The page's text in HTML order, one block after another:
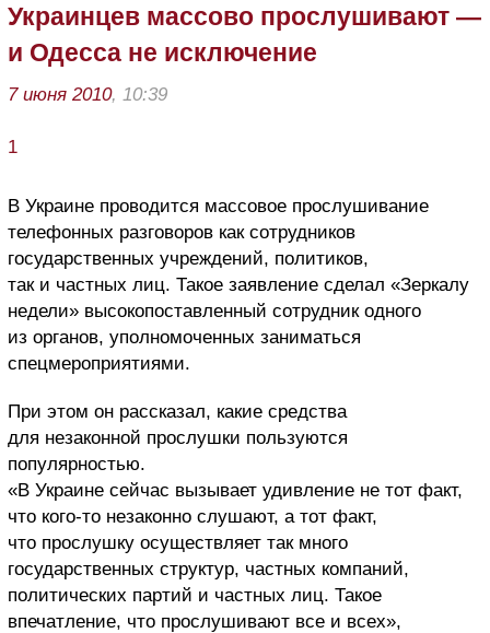
Украинцев массово прослушивают —
и Одесса не исключение
7 июня 2010, 10:39
1
В Украине проводится массовое прослушивание
телефонных разговоров как сотрудников
государственных учреждений, политиков,
так и частных лиц. Такое заявление сделал «Зеркалу
недели» высокопоставленный сотрудник одного
из органов, уполномоченных заниматься
спецмероприятиями.
При этом он рассказал, какие средства
для незаконной прослушки пользуются
популярностью.
«В Украине сейчас вызывает удивление не тот факт,
что кого-то незаконно слушают, а тот факт,
что прослушку осуществляет так много
государственных структур, частных компаний,
политических партий и частных лиц. Такое
впечатление, что прослушивают все и всех»,